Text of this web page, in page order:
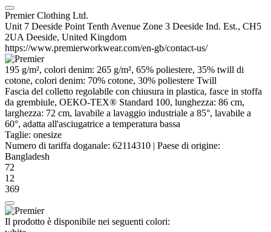
Premier Clothing Ltd.
Unit 7 Deeside Point Tenth Avenue Zone 3 Deeside Ind. Est., CH5
2UA Deeside, United Kingdom
https://www.premierworkwear.com/en-gb/contact-us/
195 g/m², colori denim: 265 g/m², 65% poliestere, 35% twill di
cotone, colori denim: 70% cotone, 30% poliestere Twill
Fascia del colletto regolabile con chiusura in plastica, fasce in stoffa
da grembiule, OEKO-TEX® Standard 100, lunghezza: 86 cm,
larghezza: 72 cm, lavabile a lavaggio industriale a 85°, lavabile a
60°, adatta all'asciugatrice a temperatura bassa
Taglie: onesize
Numero di tariffa doganale: 62114310 | Paese di origine:
Bangladesh
72
12
369
Il prodotto è disponibile nei seguenti colori: